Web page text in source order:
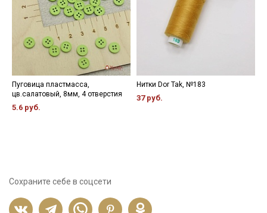
Пуговица пластмасса,
цв.салатовый, 8мм, 4 отверстия
5.6 руб.
Нитки Dor Tak, №183
37 руб.
Сохраните себе в соцсети